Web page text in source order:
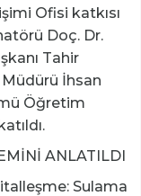
Ofisi katkısı
Doç. Dr.
Tahir
İhsan
Öğretim
ANLATILDI
Sulama